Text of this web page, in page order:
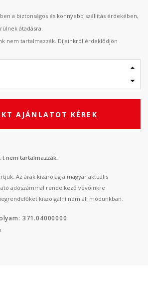
a biztonságos és könnyebb szállítás érdekében,
átadásra.
nem tartalmazzák. Díjainkról érdeklődjön
AJÁNLATOT KÉREK
t nem tartalmazzák.
Az árak kizárólag a magyar aktuális
adószámmal rendelkező vevőinkre
kiszolgálni nem áll módunkban.
371.04000000